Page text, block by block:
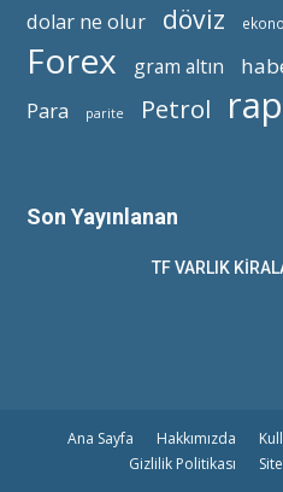
dolar ne olur döviz
Forex gram altın
Para parite Petrol
Son Yayınlanan
TF VARLIK
Ana Sayfa Hakkımızda
Gizlilik Politikası